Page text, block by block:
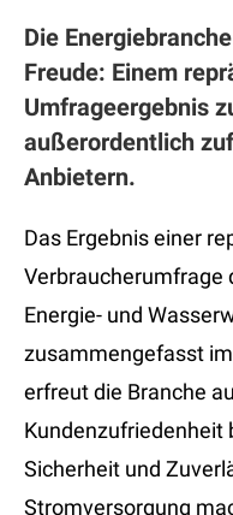
Die
Freude: Einem
Umfrageergebnis
außerordentlich
Anbietern.
Das Ergebnis einer
Verbraucherumfrage
Energie- und
zusammengefasst
erfreut die Branche
Kundenzufriedenheit
Sicherheit und
Stromversorgung